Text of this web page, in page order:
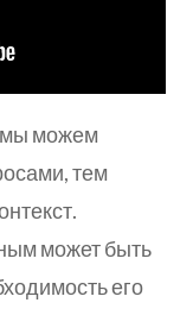
мы можем
тем
может быть
его